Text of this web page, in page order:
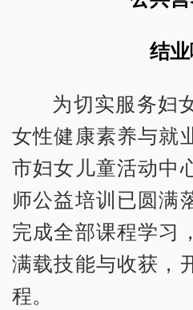
结
为切实服务妇
女性健康素养与就
市妇女儿童活动中
师公益培训已圆满
完成全部课程学习
满载技能与收获，
程。